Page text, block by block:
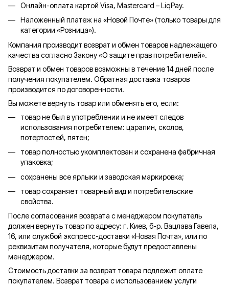
Онлайн-оплата картой Visa, Mastercard – LiqPay.
Наложенный платеж на «Новой Почте» (только товары для
категории «Розница»).
Компания производит возврат и обмен товаров надлежащего
качества согласно Закону «О защите прав потребителей».
Возврат и обмен товаров возможны в течение 14 дней после
получения покупателем. Обратная доставка товаров
производится по договоренности.
Вы можете вернуть товар или обменять его, если:
товар не был в употреблении и не имеет следов
использования потребителем: царапин, сколов,
потертостей, пятен;
товар полностью укомплектован и сохранена фабричная
упаковка;
сохранены все ярлыки и заводская маркировка;
товар сохраняет товарный вид и потребительские
свойства.
После согласования возврата с менеджером покупатель
должен вернуть товар по адресу: г. Киев, б-р. Вацлава Гавела,
16, или службой экспресс-доставки «Новая Почта», или по
реквизитам получателя, которые будут предоставлены
менеджером.
Стоимость доставки за возврат товара подлежит оплате
покупателем. Возврат товара с использованием услуги